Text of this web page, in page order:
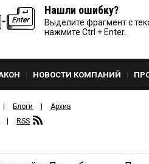
Нашли ошибку?
Выделите фрагмент с
нажмите Ctrl + Enter.
НОВОСТИ КОМПАНИЙ
Блоги
Архив
RSS